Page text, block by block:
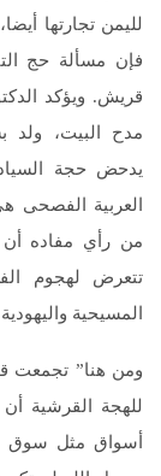
لليمن تجارتها
فإن مسألة حج
قريش. ويؤكد
يدحض حجة
العربية الفصحى
من رأي مفاده أن
تتعرض لهجوم
المسيحية
ومن هنا” تجمعت
أسواق مثل سوق